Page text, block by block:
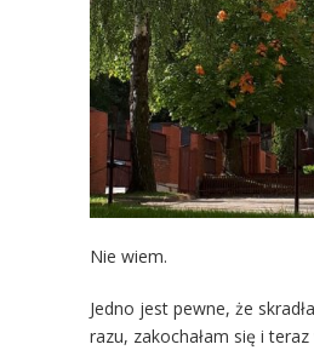
Nie wiem.
Jedno jest pewne, że
razu, zakochałam się i